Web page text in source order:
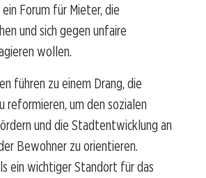
Forum für Mieter, die
und sich gegen unfaire
wollen.
führen zu einem Drang, die
reformieren, um den sozialen
und die Stadtentwicklung an
Bewohner zu orientieren.
ein wichtiger Standort für das